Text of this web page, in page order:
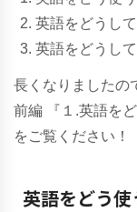
英語をどうし
英語をどうし
長くなりましたの
前編 『１.英語を
をご覧ください！
英語をどう